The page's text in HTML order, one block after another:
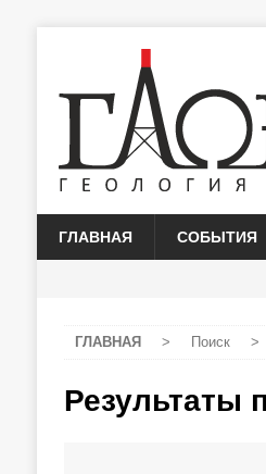
ГЛАВНАЯ СОБЫТИЯ
ГЛАВНАЯ > Поиск >
Результаты